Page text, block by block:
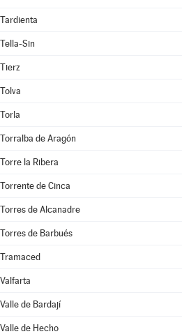
Tardienta
Tella-Sin
Tierz
Tolva
Torla
Torralba de Aragón
Torre la Ribera
Torrente de Cinca
Torres de Alcanadre
Torres de Barbués
Tramaced
Valfarta
Valle de Bardají
Valle de Hecho